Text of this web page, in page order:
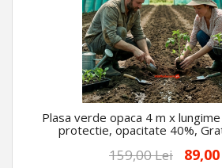
Plasa verde opaca 4 m x
protectie, opacitate 40%,
159,00 Lei